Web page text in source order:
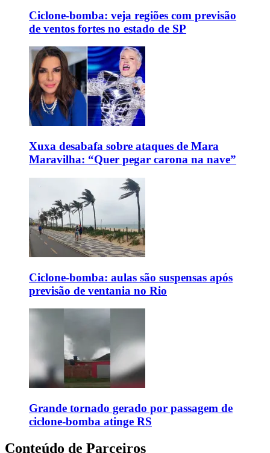
Ciclone-bomba: veja regiões com previsão
de ventos fortes no estado de SP
Xuxa desabafa sobre ataques de Mara
Maravilha: “Quer pegar carona na nave”
Ciclone-bomba: aulas são suspensas após
previsão de ventania no Rio
Grande tornado gerado por passagem de
ciclone-bomba atinge RS
Conteúdo de Parceiros